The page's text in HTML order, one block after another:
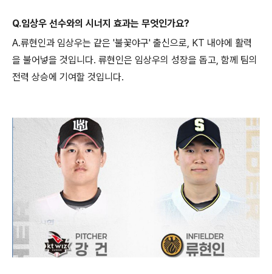
Q.임상우 선수와의 시너지 효과는 무엇인가요?
A.류현인과 임상우는 같은 '불꽃야구' 출신으로, KT 내야에 활력
을 불어넣을 것입니다. 류현인은 임상우의 성장을 돕고, 함께 팀의
전력 상승에 기여할 것입니다.